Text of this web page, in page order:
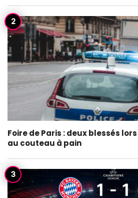
Foire de Paris : deux blessés
au couteau à pain